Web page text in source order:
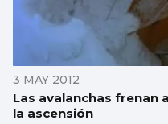
3 MAY 2012
Las avalanchas frenan
la ascensión